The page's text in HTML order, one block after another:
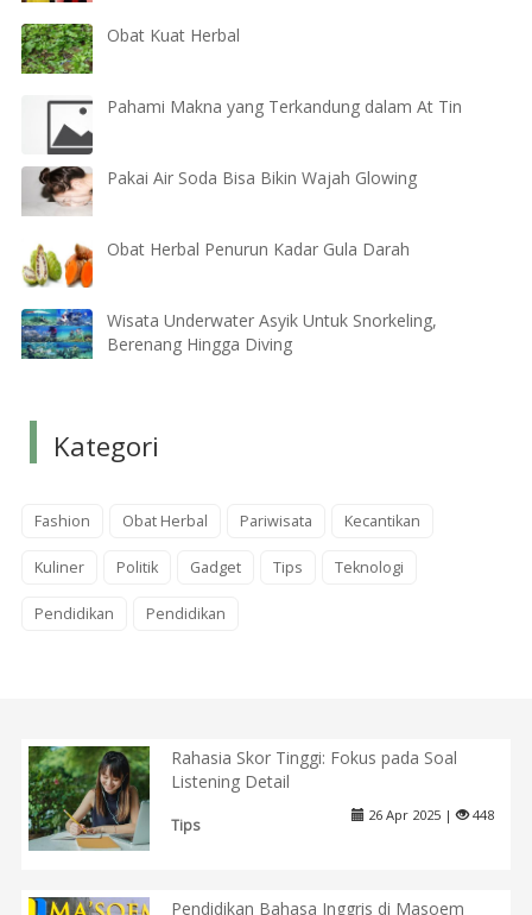
Obat Kuat Herbal
Pahami Makna yang Terkandung dalam At Tin
Pakai Air Soda Bisa Bikin Wajah Glowing
Obat Herbal Penurun Kadar Gula Darah
Wisata Underwater Asyik Untuk Snorkeling,
Berenang Hingga Diving
Kategori
Fashion Obat Herbal Pariwisata Kecantikan
Kuliner Politik Gadget Tips Teknologi
Pendidikan Pendidikan
Rahasia Skor Tinggi: Fokus pada Soal
Listening Detail
Tips
26 Apr 2025 | 448
Pendidikan Bahasa Inggris di Masoem